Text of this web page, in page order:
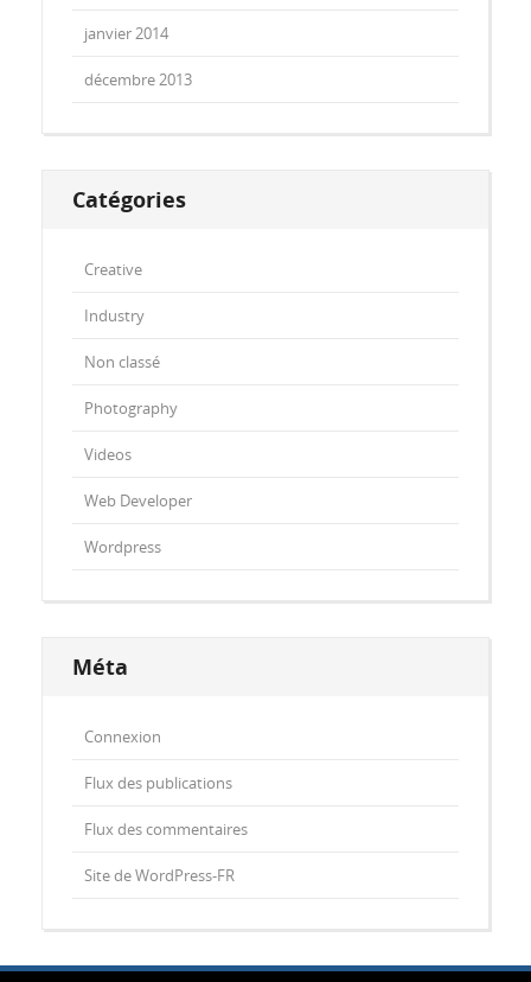
janvier 2014
décembre 2013
Catégories
Creative
Industry
Non classé
Photography
Videos
Web Developer
Wordpress
Méta
Connexion
Flux des publications
Flux des commentaires
Site de WordPress-FR